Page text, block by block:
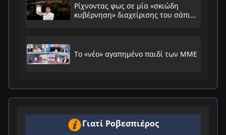
Ρίχνοντας φως σε μία «σκιώδη
κυβέρνηση» διαχείρισης του σάπιου
Το «νέο» αγαπημένο παιδί των ΜΜΕ
Γιατί Ροβεσπιέρος